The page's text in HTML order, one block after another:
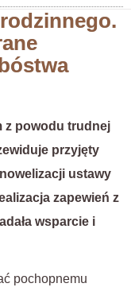
z powodu trudnej
przyjęty
ustawy
zapewień z
wsparcie i
pochopnemu